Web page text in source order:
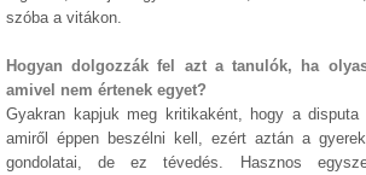
szóba a vitákon.
Hogyan dolgozzák fel azt a tanulók, ha
amivel nem értenek egyet?
Gyakran kapjuk meg kritikaként, hogy a disputa
amiről éppen beszélni kell, ezért aztán a
gondolatai, de ez tévedés. Hasznos